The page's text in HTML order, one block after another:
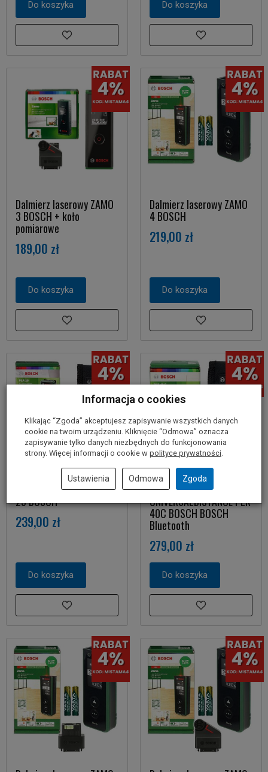
Do koszyka Do koszyka
Dalmierz laserowy ZAMO
3 BOSCH + koło
pomiarowe
189,00 zł
Do koszyka
Dalmierz laserowy ZAMO
4 BOSCH
219,00 zł
Do koszyka
Dalmierz laserowy PLR
25 BOSCH
239,00 zł
Do koszyka
Dalmierz laserowy
UNIVERSALDISTANCE PLR
40C BOSCH BOSCH
Bluetooth
279,00 zł
Do koszyka
Informacja o cookies
Klikając “Zgoda” akceptujesz zapisywanie wszystkich danych
cookie na twoim urządzeniu. Kliknięcie “Odmowa” oznacza
zapisywanie tylko danych niezbędnych do funkcjonowania
strony. Więcej informacji o cookie w polityce prywatności
Ustawienia Odmowa Zgoda